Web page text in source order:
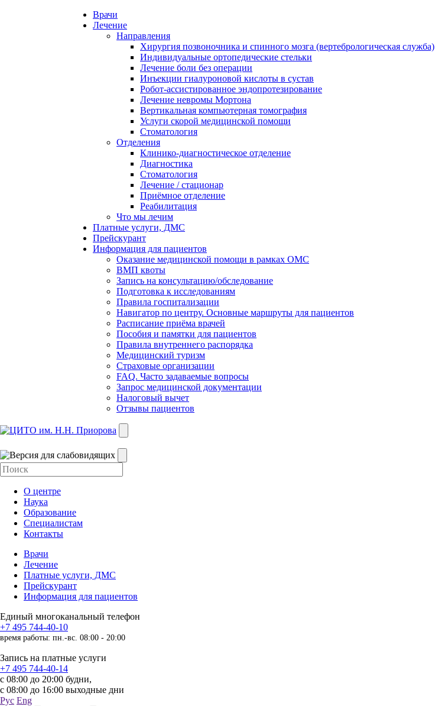
Врачи
Лечение
Направления
Хирургия позвоночника и спинного мозга (вертебрологическая служба)
Индивидуальные ортопедические стельки
Лечение боли без операции
Инъекции гиалуроновой кислоты в сустав
Робот-ассистированное эндопротезирование
Лечение невромы Мортона
Вертикальная компьютерная томография
Услуги скорой медицинской помощи
Стоматология
Отделения
Клинико-диагностическое отделение
Диагностика
Стоматология
Лечение / стационар
Приёмное отделение
Реабилитация
Что мы лечим
Платные услуги, ДМС
Прейскурант
Информация для пациентов
Оказание медицинской помощи в рамках ОМС
ВМП квоты
Запись на консультацию/обследование
Подготовка к исследованиям
Правила госпитализации
Навигатор по центру. Основные маршруты для пациентов
Расписание приёма врачей
Пособия и памятки для пациентов
Правила внутреннего распорядка
Медицинский туризм
Страховые организации
FAQ. Часто задаваемые вопросы
Запрос медицинской документации
Налоговый вычет
Отзывы пациентов
О центре
Наука
Образование
Специалистам
Контакты
Врачи
Лечение
Платные услуги, ДМС
Прейскурант
Информация для пациентов
Единый многоканальный телефон
+7 495 744-40-10
время работы: пн.-вс. 08:00 - 20:00
Запись на платные услуги
+7 495 744-40-14
с 08:00 до 20:00 будни,
с 08:00 до 16:00 выходные дни
Рус Eng